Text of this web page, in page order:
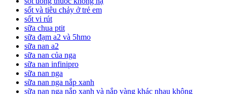
sốt và tiêu chảy ở trẻ em
sốt vi rút
sữa chua ptit
sữa đạm a2 và 5hmo
sữa nan a2
sữa nan của nga
sữa nan infinipro
sữa nan nga
sữa nan nga nắp xanh
sữa nan nga nắp xanh và nắp vàng khác nhau không